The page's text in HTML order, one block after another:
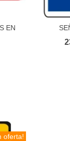
EN
oferta!